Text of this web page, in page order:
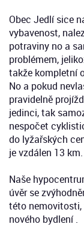
Obec Jedlí sice
vybavenost,
potraviny no a
problémem,
takže kompletní
No a pokud
pravidelně
jedinci, tak
nespočet
do lyžařských
je vzdálen 13 km.
Naše
úvěr se
této
nového bydlení .